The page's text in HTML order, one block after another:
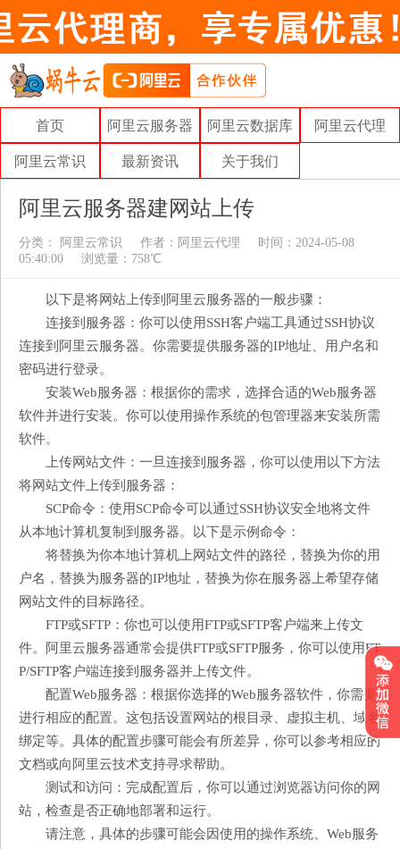
首页 阿里云服务器 阿里云数据库 阿里云代理
阿里云常识 最新资讯 关于我们
阿里云服务器建网站上传
分类： 阿里云常识 作者： 阿里云代理
时间：2024-05-08
05:40:00
浏览量：758℃
以下是将网站上传到阿里云服务器的一般步骤：
连接到服务器：你可以使用SSH客户端工具通过SSH协议
连接到阿里云服务器。你需要提供服务器的IP地址、用户名和
密码进行登录。
安装Web服务器：根据你的需求，选择合适的Web服务器
软件并进行安装。你可以使用操作系统的包管理器来安装所需
软件。
上传网站文件：一旦连接到服务器，你可以使用以下方法
将网站文件上传到服务器：
SCP命令：使用SCP命令可以通过SSH协议安全地将文件
从本地计算机复制到服务器。以下是示例命令：
将替换为你本地计算机上网站文件的路径，替换为你的用
户名，替换为服务器的IP地址，替换为你在服务器上希望存储
网站文件的目标路径。
FTP或SFTP：你也可以使用FTP或SFTP客户端来上传文
件。阿里云服务器通常会提供FTP或SFTP服务，你可以使用FT
P/SFTP客户端连接到服务器并上传文件。
配置Web服务器：根据你选择的Web服务器软件，你需要
进行相应的配置。这包括设置网站的根目录、虚拟主机、域名
绑定等。具体的配置步骤可能会有所差异，你可以参考相应的
文档或向阿里云技术支持寻求帮助。
测试和访问：完成配置后，你可以通过浏览器访问你的网
站，检查是否正确地部署和运行。
请注意，具体的步骤可能会因使用的操作系统、Web服务